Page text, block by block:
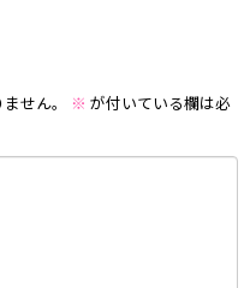
せん。 ※ が付いている欄は必